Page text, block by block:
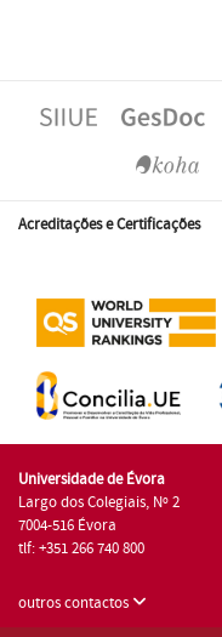
Acreditações e Certificações
Universidade de Évora
Largo dos Colegiais, Nº 2
7004-516 Évora
tlf: +351 266 740 800
outros contactos